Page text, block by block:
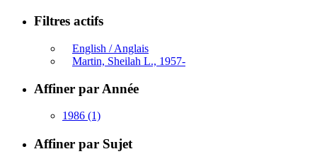
Filtres actifs
English / Anglais
Martin, Sheilah L., 1957-
Affiner par Année
1986 (1)
Affiner par Sujet